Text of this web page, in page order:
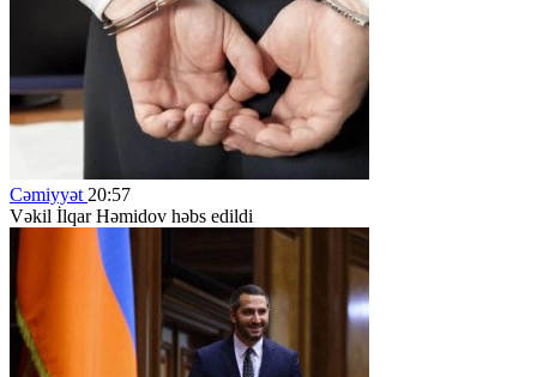
Cəmiyyət 20:57
Vəkil İlqar Həmidov həbs edildi